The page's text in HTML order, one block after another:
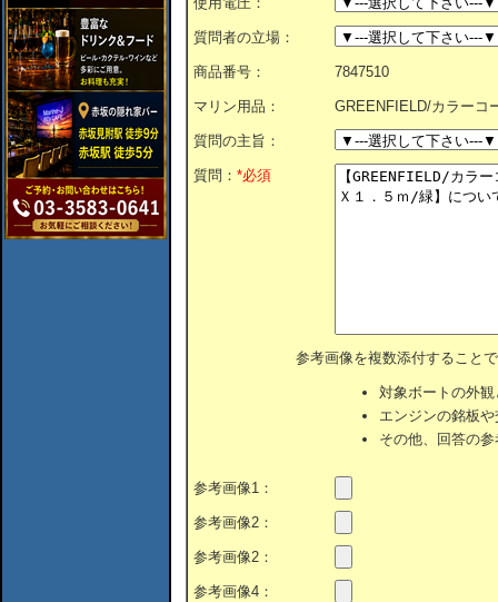
質問者の立場：
商品番号： 7847510
マリン用品： GREENFIELD/カラーコ
質問の主旨：
質問： *必須
参考画像を複数添付すること
対象ボートの外
エンジンの銘板
その他、回答の
参考画像1：
参考画像2：
参考画像2：
参考画像4：